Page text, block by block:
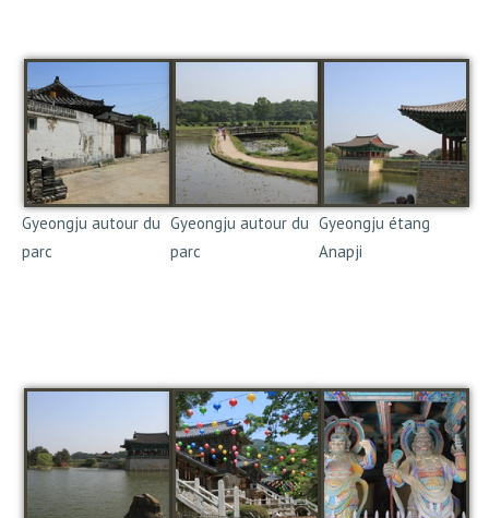
Gyeongju autour du
parc
Gyeongju autour du
parc
Gyeongju étang
Anapji